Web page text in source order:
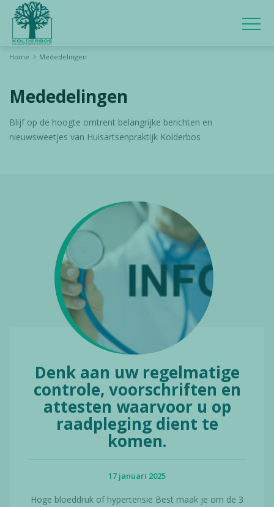
Home Mededelingen
Mededelingen
Blijf op de hoogte omtrent belangrijke berichten en
nieuwsweetjes van Huisartsenpraktijk Kolderbos
Denk aan uw regelmatige
controle, voorschriften en
attesten waarvoor u op
raadpleging dient te
komen.
17 januari 2025
Hoge bloeddruk of hypertensie Best maak je om de 3